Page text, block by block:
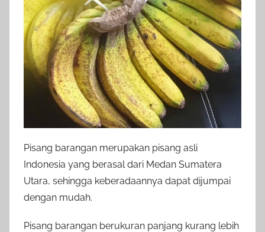
Pisang barangan merupakan pisang asli
Indonesia yang berasal dari Medan Sumatera
Utara, sehingga keberadaannya dapat dijumpai
dengan mudah.
Pisang barangan berukuran panjang kurang lebih